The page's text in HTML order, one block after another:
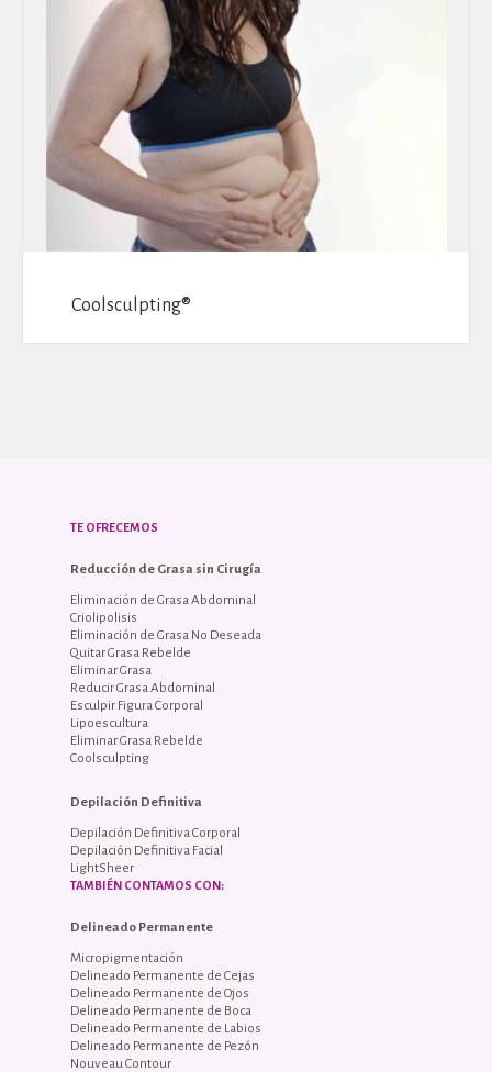
Coolsculpting®
TE OFRECEMOS
Reducción de Grasa sin Cirugía
Eliminación de Grasa Abdominal
Criolipolisis
Eliminación de Grasa No Deseada
Quitar Grasa Rebelde
Eliminar Grasa
Reducir Grasa Abdominal
Esculpir Figura Corporal
Lipoescultura
Eliminar Grasa Rebelde
Coolsculpting
Depilación Definitiva
Depilación Definitiva Corporal
Depilación Definitiva Facial
LightSheer
TAMBIÉN CONTAMOS CON:
Delineado Permanente
Micropigmentación
Delineado Permanente de Cejas
Delineado Permanente de Ojos
Delineado Permanente de Boca
Delineado Permanente de Labios
Delineado Permanente de Pezón
Nouveau Contour